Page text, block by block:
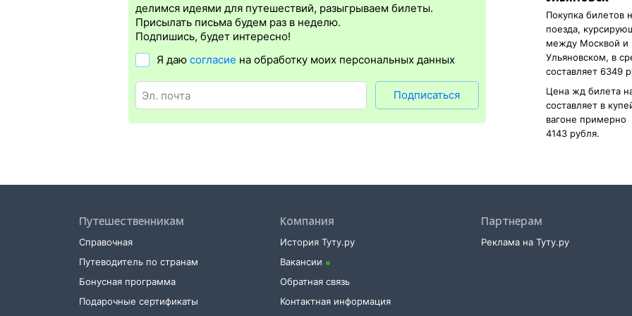
бланке.Электронная регистрациядоступна почти для всех заказов, исключение составляют поезда
дорог СНГ. Для посадки в поезд будет нужен оригинал удостоверения личности, указанный в электронном
билете. А в случае отсутствия электронной регистрации еще и распечатка посадочного купона.
делимся идеями для путешествий, разыгрываем билеты.
Присылать письма будем раз в неделю.
Подпишись, будет интересно!
Я даю согласие на обработку моих персональных данных
Подписаться
Покупка билетов
поезда,
между Москвой и
Ульяновском, в
составляет 6349
Цена жд билета
составляет в
вагоне примерно
4143 рубля.
Путешественникам
Справочная
Путеводитель по странам
Бонусная программа
Подарочные сертификаты
Компания
История Туту.ру
Вакансии
Обратная связь
Контактная информация
Партнерам
Реклама на Туту.ру